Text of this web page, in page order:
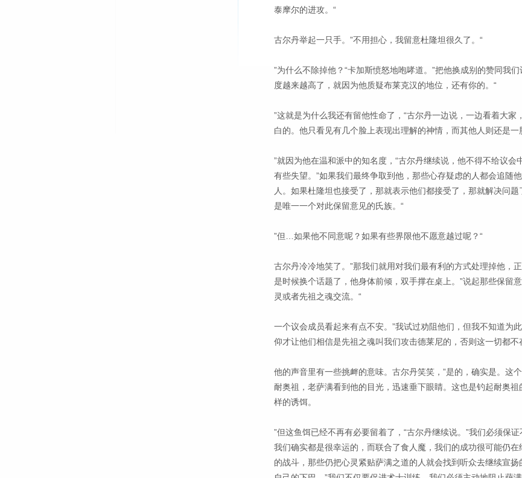
泰摩尔的进攻。“
古尔丹举起一只手。”不用担心，我留意杜隆坦很久了。“
”为什么不除掉他？“卡加斯愤怒地咆哮道。”把他换成别的赞同我
度越来越高了，就因为他质疑布莱克汉的地位，还有你的。“
”这就是为什么我还有留他性命了，“古尔丹一边说，一边看着大家
白的。他只看见有几个脸上表现出理解的神情，而其他人则还是一
”就因为他在温和派中的知名度，“古尔丹继续说，他不得不给议会
有些失望。”如果我们最终争取到他，那些心存疑虑的人都会追随
人。如果杜隆坦也接受了，那就表示他们都接受了，那就解决问
是唯一一个对此保留意见的氏族。“
”但…如果他不同意呢？如果有些界限他不愿意越过呢？“
古尔丹冷冷地笑了。”那我们就用对我们最有利的方式处理掉他，
是时候换个话题了，他身体前倾，双手撑在桌上。”说起那些保留
灵或者先祖之魂交流。“
一个议会成员看起来有点不安。”我试过劝阻他们，但我不知道为
仰才让他们相信是先祖之魂叫我们攻击德莱尼的，否则这一切都不
他的声音里有一些挑衅的意味。古尔丹笑笑，”是的，确实是。这
耐奥祖，老萨满看到他的目光，迅速垂下眼睛。这也是钓起耐奥
样的诱饵。
”但这鱼饵已经不再有必要留着了，“古尔丹继续说。”我们必须保
我们确实都是很幸运的，而联合了食人魔，我们的成功很可能仍
的战斗，那些仍把心灵紧贴萨满之道的人就会找到听众去继续宣